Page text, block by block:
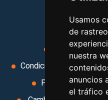
Usamos
de
nuestra
anuncios
el tráfico
MI
Aviso legal
Condiciones Generales
Política de